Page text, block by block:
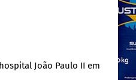
João Paulo II em